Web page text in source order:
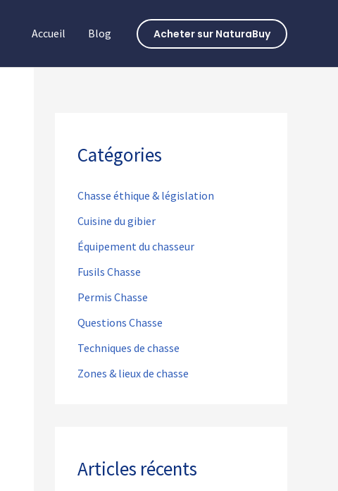
Accueil Blog Acheter sur NaturaBuy
Catégories
Chasse éthique & législation
Cuisine du gibier
Équipement du chasseur
Fusils Chasse
Permis Chasse
Questions Chasse
Techniques de chasse
Zones & lieux de chasse
Articles récents